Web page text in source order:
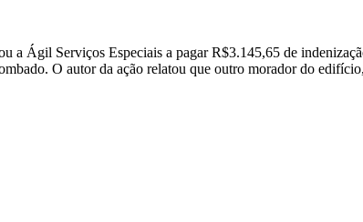
a Ágil Serviços Especiais a pagar R$3.145,65 de
O autor da ação relatou que outro morador do